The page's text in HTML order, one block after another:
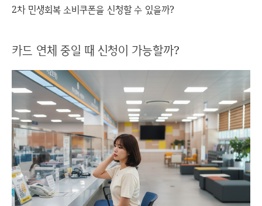
2차 민생회복 소비쿠폰을 신청할 수 있을까?
카드 연체 중일 때 신청이 가능할까?